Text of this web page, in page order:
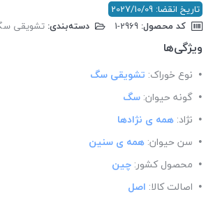
تاریخ انقضا: 2027/10/09
کد محصول:
دسته‌بندی: تشویقی
ویژگی‌ها
نوع خوراک: تشویقی سگ
گونه حیوان: سگ
نژاد: همه ی نژادها
سن حیوان: همه ی سنین
محصول کشور: چین
اصالت کالا: اصل